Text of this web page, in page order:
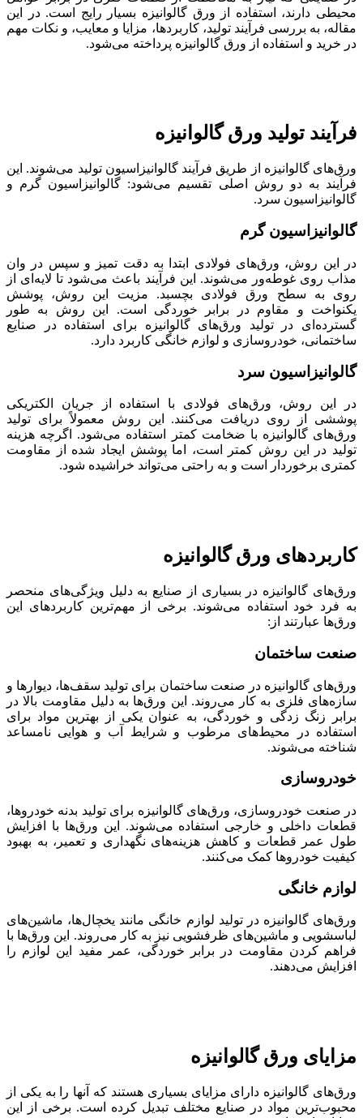
محیطی دارند، استفاده از ورق گالوانیزه بسیار رایج است. در این
مقاله، به بررسی فرآیند تولید، کاربردها، مزایا و معایب، و نکات مهم
در خرید و استفاده از ورق گالوانیزه پرداخته می‌شود.
فرآیند تولید ورق گالوانیزه
ورق‌های گالوانیزه از طریق فرآیند گالوانیزاسیون تولید می‌شوند. این
فرآیند به دو روش اصلی تقسیم می‌شود: گالوانیزاسیون گرم و
گالوانیزاسیون سرد.
گالوانیزاسیون گرم
در این روش، ورق‌های فولادی ابتدا به دقت تمیز و سپس در وان
مذاب روی غوطه‌ور می‌شوند. این فرآیند باعث می‌شود تا لایه‌ای از
روی به سطح ورق فولادی بچسبد. مزیت این روش، پوشش
یکنواخت و مقاوم در برابر خوردگی است. این روش به طور
گسترده‌ای در تولید ورق‌های گالوانیزه برای استفاده در صنایع
ساختمانی، خودروسازی و لوازم خانگی کاربرد دارد.
گالوانیزاسیون سرد
در این روش، ورق‌های فولادی با استفاده از جریان الکتریکی
پوششی از روی دریافت می‌کنند. این روش معمولاً برای تولید
ورق‌های گالوانیزه با ضخامت کمتر استفاده می‌شود. اگرچه هزینه
تولید در این روش کمتر است، اما پوشش ایجاد شده از مقاومت
کمتری برخوردار است و به راحتی می‌تواند خراشیده شود.
کاربردهای ورق گالوانیزه
ورق‌های گالوانیزه در بسیاری از صنایع به دلیل ویژگی‌های منحصر
به فرد خود استفاده می‌شوند. برخی از مهم‌ترین کاربردهای این
ورق‌ها عبارتند از:
صنعت ساختمان
ورق‌های گالوانیزه در صنعت ساختمان برای تولید سقف‌ها، دیوارها و
سازه‌های فلزی به کار می‌روند. این ورق‌ها به دلیل مقاومت بالا در
برابر زنگ زدگی و خوردگی، به عنوان یکی از بهترین مواد برای
استفاده در محیط‌های مرطوب و شرایط آب و هوایی نامساعد
شناخته می‌شوند.
خودروسازی
در صنعت خودروسازی، ورق‌های گالوانیزه برای تولید بدنه خودروها،
قطعات داخلی و خارجی استفاده می‌شوند. این ورق‌ها با افزایش
طول عمر قطعات و کاهش هزینه‌های نگهداری و تعمیر، به بهبود
کیفیت خودروها کمک می‌کنند.
لوازم خانگی
ورق‌های گالوانیزه در تولید لوازم خانگی مانند یخچال‌ها، ماشین‌های
لباسشویی و ماشین‌های ظرفشویی نیز به کار می‌روند. این ورق‌ها با
فراهم کردن مقاومت در برابر خوردگی، عمر مفید این لوازم را
افزایش می‌دهند.
مزایای ورق گالوانیزه
ورق‌های گالوانیزه دارای مزایای بسیاری هستند که آنها را به یکی از
محبوب‌ترین مواد در صنایع مختلف تبدیل کرده است. برخی از این